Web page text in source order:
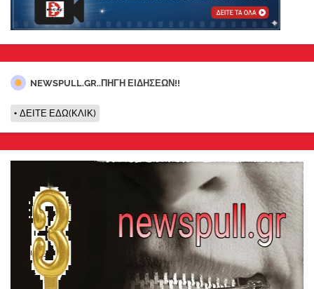
NEWSPULL.GR..ΠΗΓΗ ΕΙΔΗΣΕΩΝ!!
ΔΕΙΤΕ ΕΔΩ(ΚΛΙΚ)